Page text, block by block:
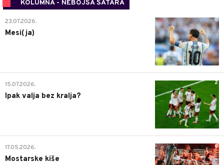
KOLUMNA - NEBOJŠA ŠATARA
0
23.07.2026.
Mesi(ja)
2
15.07.2026.
Ipak valja bez kralja?
0
17.05.2026.
Mostarske kiše